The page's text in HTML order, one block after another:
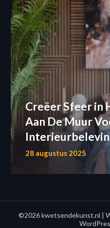
Creëer Sfeer in
Aan De Muur
28 augustus 2025
©2026 kwetsendekunst.nl |